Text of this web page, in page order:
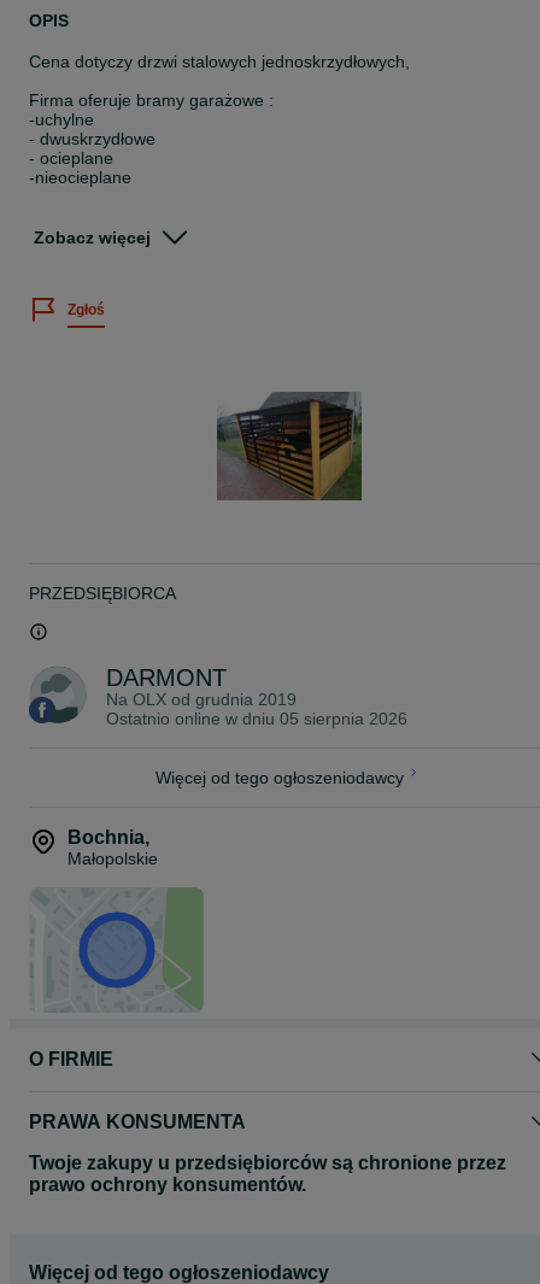
OPIS
Cena dotyczy drzwi stalowych jednoskrzydłowych,
Firma oferuje bramy garażowe :
-uchylne
- dwuskrzydłowe
- ocieplane
-nieocieplane
- dodatkowe drzwi
RAL jak również drewnopodobne.
Jesteśmy małą firmą która stawia na jakość.
Zobacz więcej
Zgłoś
PRZEDSIĘBIORCA
DARMONT
Na OLX od grudnia 2019
Ostatnio online w dniu 05 sierpnia 2026
Więcej od tego ogłoszeniodawcy
Bochnia,
Małopolskie
O FIRMIE
PRAWA KONSUMENTA
Twoje zakupy u przedsiębiorców są chronione przez
prawo ochrony konsumentów.
Więcej od tego ogłoszeniodawcy